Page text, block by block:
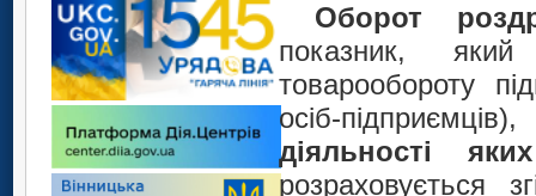
Оборот
показник,
товарообороту
осіб-
діяльності
розраховується